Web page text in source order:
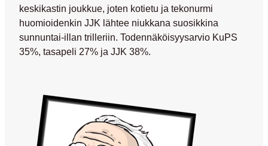
keskikastin joukkue, joten kotietu ja tekonurmi
huomioidenkin JJK lähtee niukkana suosikkina
sunnuntai-illan trilleriin. Todennäköisyysarvio KuPS
35%, tasapeli 27% ja JJK 38%.